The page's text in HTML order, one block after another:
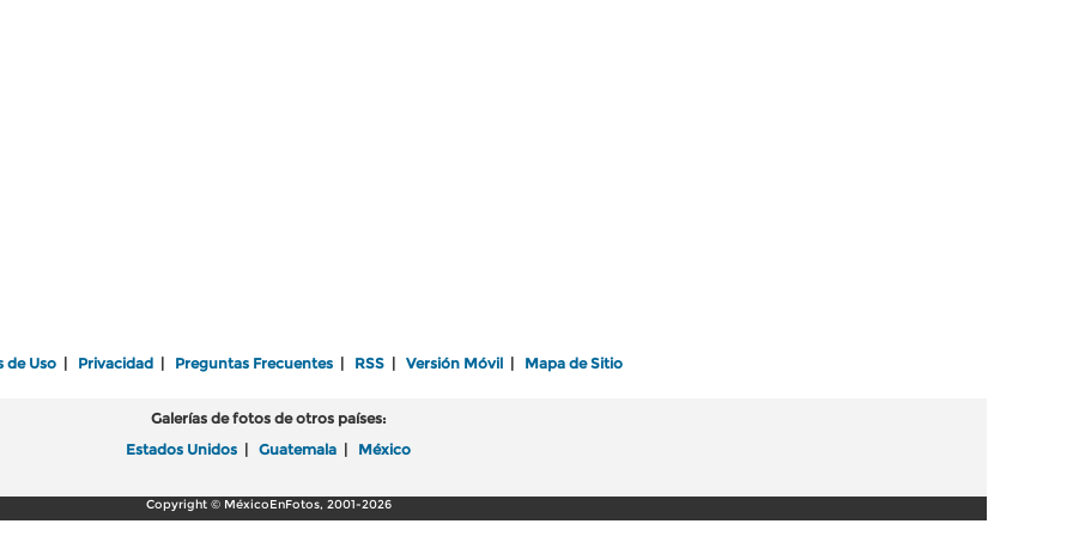
de Uso Privacidad Preguntas Frecuentes RSS Versión Móvil Mapa de Sitio
Galerías de fotos de otros países:
Estados Unidos
Guatemala México
Copyright © MéxicoEnFotos, 2001-2026